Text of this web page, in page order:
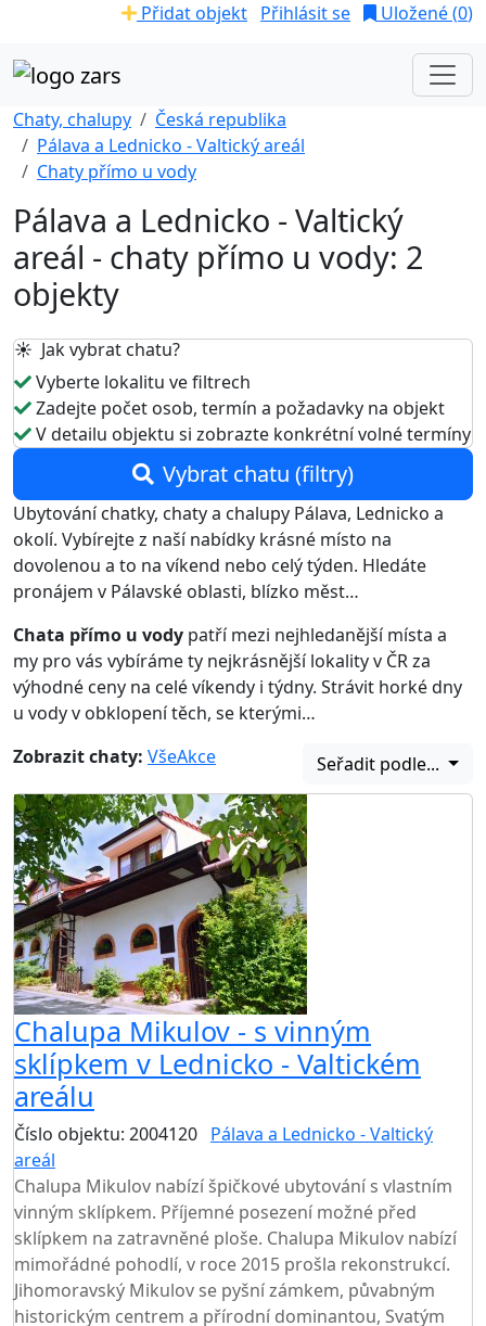
Přidat objekt Přihlásit se Uložené (0)
Chaty, chalupy
Česká republika
Pálava a Lednicko - Valtický areál
Chaty přímo u vody
Pálava a Lednicko - Valtický
areál - chaty přímo u vody: 2
objekty
☀️ Jak vybrat chatu?
Vyberte lokalitu ve filtrech
Zadejte počet osob, termín a požadavky na objekt
V detailu objektu si zobrazte konkrétní volné termíny
Vybrat chatu (filtry)
Ubytování chatky, chaty a chalupy Pálava, Lednicko a
okolí. Vybírejte z naší nabídky krásné místo na
dovolenou a to na víkend nebo celý týden. Hledáte
pronájem v Pálavské oblasti, blízko měst…
Chata přímo u vody patří mezi nejhledanější místa a
my pro vás vybíráme ty nejkrásnější lokality v ČR za
výhodné ceny na celé víkendy i týdny. Strávit horké dny
u vody v obklopení těch, se kterými…
Zobrazit chaty: VšeAkce Seřadit podle...
Chalupa Mikulov - s vinným
sklípkem v Lednicko - Valtickém
areálu
Číslo objektu: 2004120 Pálava a Lednicko - Valtický
areál
Chalupa Mikulov nabízí špičkové ubytování s vlastním
vinným sklípkem. Příjemné posezení možné před
sklípkem na zatravněné ploše. Chalupa Mikulov nabízí
mimořádné pohodlí, v roce 2015 prošla rekonstrukcí.
Jihomoravský Mikulov se pyšní zámkem, půvabným
historickým centrem a přírodní dominantou, Svatým